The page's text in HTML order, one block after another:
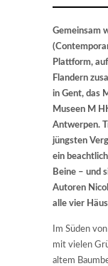
Gemeinsam
Plattform,
Flandern
in Gent, das
Museen M
Antwerpen.
jüngsten
ein
Beine – und
Autoren
alle vier
Im Süden
mit vielen
altem